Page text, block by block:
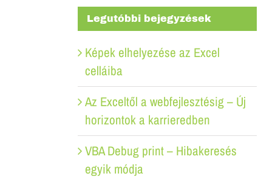
Legutóbbi bejegyzések
Képek elhelyezése az Excel
celláiba
Az Exceltől a webfejlesztésig – Új
horizontok a karrieredben
VBA Debug print – Hibakeresés
egyik módja